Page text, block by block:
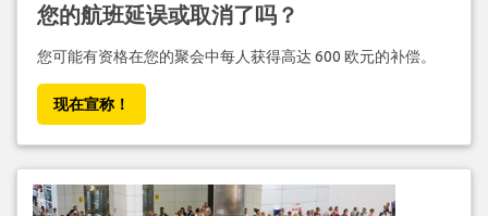
您的航班延误或取消了吗？
您可能有资格在您的聚会中每人获得高达 600 欧元的补偿。
现在宣称！